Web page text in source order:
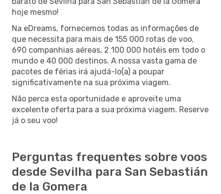
hoje mesmo!
Na eDreams, fornecemos todas as informações de
que necessita para mais de 155 000 rotas de voo,
690 companhias aéreas, 2 100 000 hotéis em todo o
mundo e 40 000 destinos. A nossa vasta gama de
pacotes de férias irá ajudá-lo(a) a poupar
significativamente na sua próxima viagem.
Não perca esta oportunidade e aproveite uma
excelente oferta para a sua próxima viagem. Reserve
já o seu voo!
Perguntas frequentes sobre voos
desde Sevilha para San Sebastián
de la Gomera